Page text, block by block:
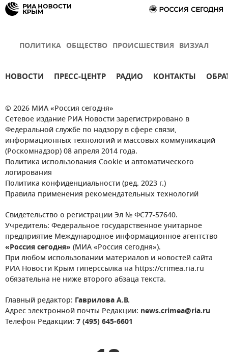
ПОЛИТИКА ОБЩЕСТВО ПРОИСШЕСТВИЯ ВИЗУАЛ
НОВОСТИ ПРЕСС-ЦЕНТР РАДИО КОНТАКТЫ
© 2026 МИА «Россия сегодня»
Сетевое издание РИА Новости зарегистрировано в
Федеральной службе по надзору в сфере связи,
информационных технологий и массовых коммуникаций
(Роскомнадзор) 08 апреля 2014 года.
Политика использования Cookie и автоматического
логирования
Политика конфиденциальности (ред. 2023 г.)
Правила применения рекомендательных технологий
Свидетельство о регистрации Эл № ФС77-57640.
Учредитель: Федеральное государственное унитарное
предприятие Международное информационное агентство
«Россия сегодня» (МИА «Россия сегодня»).
При любом использовании материалов и новостей сайта
РИА Новости Крым гиперссылка на https://crimea.ria.ru
обязательна не ниже второго абзаца текста.
Главный редактор: Гаврилова А.В.
Адрес электронной почты Редакции: news.crimea@ria.ru
Телефон Редакции: 7 (495) 645-6601